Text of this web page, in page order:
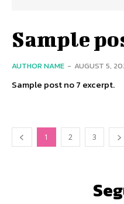
Sample
AUTHOR NAME - AUGUST 5,
Sample post no 7 excerpt.
1 2 3